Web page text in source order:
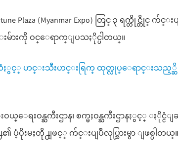
(Myanmar Expo) တြင္ ၃ ရက္တိုင္တိုင္ က်င္း
ၥည္းမ်ားကို ဝင္ေရာက္ျပသႏိုင္ပါတယ္။
သစ္သီးဝလံႏွင့္ ဟင္းသီးဟင္းရြက္ ထုတ္လုပ္ေရာင္းသည့္
းဝန္ႀကီးဌာန၊ စက္မႈဝန္ႀကီးဌာနႏွင့္ ႏိုင္ငံျခ
ပိုးမႈတို႕ျဖင့္ က်င္းပျပဳလုပ္သြားမွာ ျဖစ္ပါတယ္။